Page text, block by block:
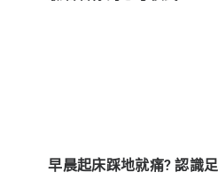
早晨起床踩地就痛? 認識